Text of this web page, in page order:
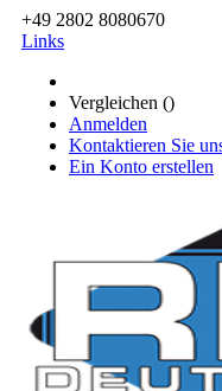
+49 2802 8080670
Links
Vergleichen ()
Anmelden
Kontaktieren Sie
Ein Konto erstellen